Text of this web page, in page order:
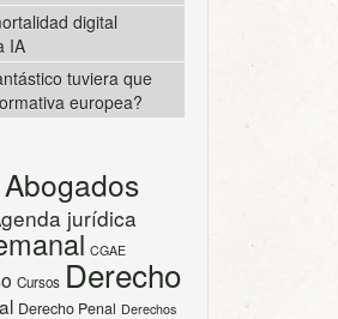
digital
IA
tuviera que
europea?
Abogados
jurídica
CGAE
Cursos Derecho
Derecho Penal Derechos